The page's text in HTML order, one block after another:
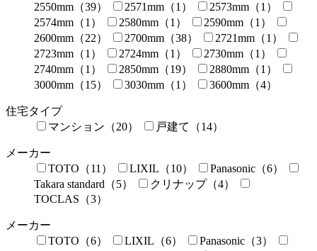
2550mm（39）
2571mm（1）
2573mm（1）
2574mm（1）
2580mm（1）
2590mm（1）
2600mm（22）
2700mm（38）
2721mm（1）
2723mm（1）
2724mm（1）
2730mm（1）
2740mm（1）
2850mm（19）
2880mm（1）
3000mm（15）
3030mm（1） 3600mm（4）
住宅タイプ
マンション（20）
戸建て（14）
メーカー
TOTO（11）
LIXIL（10）
Panasonic（6）
Takara standard（5）
クリナップ（4）
TOCLAS（3）
メーカー
TOTO（6）
LIXIL（6）
Panasonic（3）